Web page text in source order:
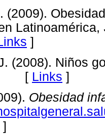
(2009).
Latinoamérica,
]
(2008). Niños
[ Links ]
Obesidad
]